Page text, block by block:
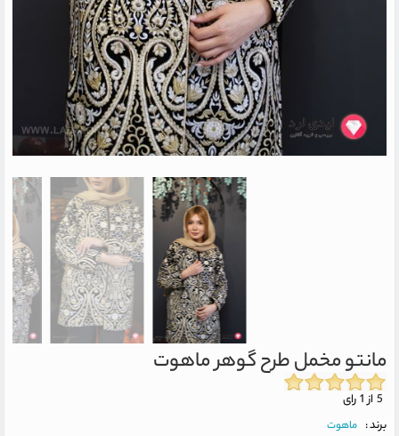
مانتو مخمل طرح گوهر ماهوت
برند : ماهوت